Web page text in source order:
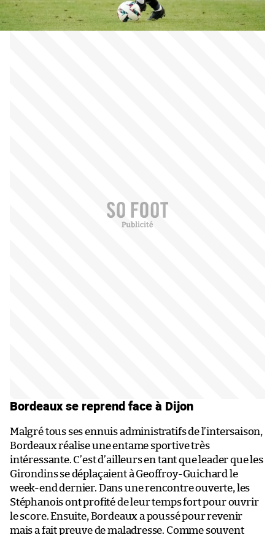
Bordeaux se reprend face à Dijon
Malgré tous ses ennuis administratifs de l’intersaison,
Bordeaux réalise une entame sportive très
intéressante. C’est d’ailleurs en tant que leader que les
Girondins se déplaçaient à Geoffroy-Guichard le
week-end dernier. Dans une rencontre ouverte, les
Stéphanois ont profité de leur temps fort pour ouvrir
le score. Ensuite, Bordeaux a poussé pour revenir
mais a fait preuve de maladresse. Comme souvent